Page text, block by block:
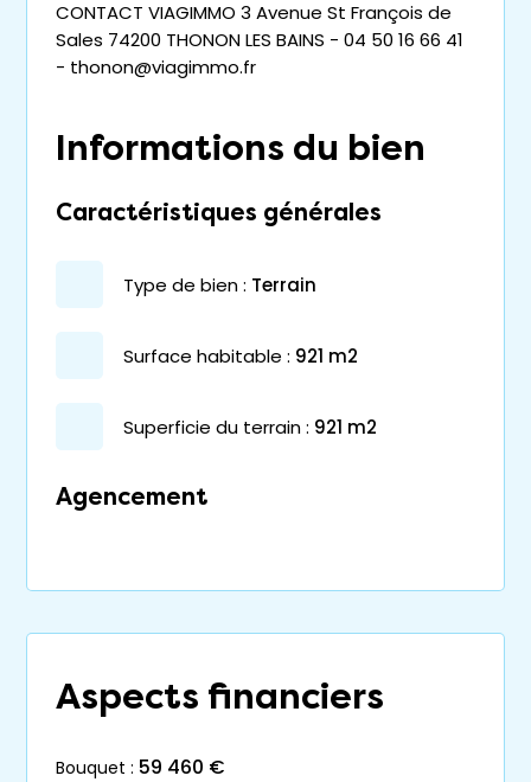
CONTACT VIAGIMMO 3 Avenue St François de
Sales 74200 THONON LES BAINS - 04 50 16 66 41
- thonon@viagimmo.fr
Informations du bien
Caractéristiques générales
type de bien : terrain
surface habitable : 921 m2
superficie du terrain : 921 m2
Agencement
Aspects financiers
bouquet : 59 460 €